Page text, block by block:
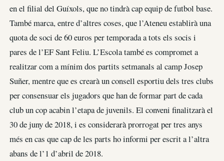
en el filial del Guíxols, que no tindrà cap equip de futbol base.
També marca, entre d’altres coses, que l’Ateneu establirà una
quota de soci de 60 euros per temporada a tots els socis i
pares de l’EF Sant Feliu. L’Escola també es compromet a
realitzar com a mínim dos partits setmanals al camp Josep
Suñer, mentre que es crearà un consell esportiu dels tres clubs
per consensuar els jugadors que han de formar part de cada
club un cop acabin l’etapa de juvenils. El conveni finalitzarà el
30 de juny de 2018, i es considerarà prorrogat per tres anys
més en cas que cap de les parts ho informi per escrit a l’altra
abans de l’1 d’abril de 2018.